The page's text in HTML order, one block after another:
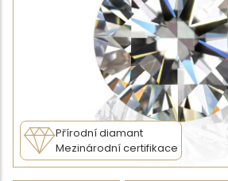
Přírodní diamant
Mezinárodní certifikace